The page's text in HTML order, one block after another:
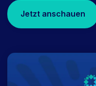
Jetzt anschauen